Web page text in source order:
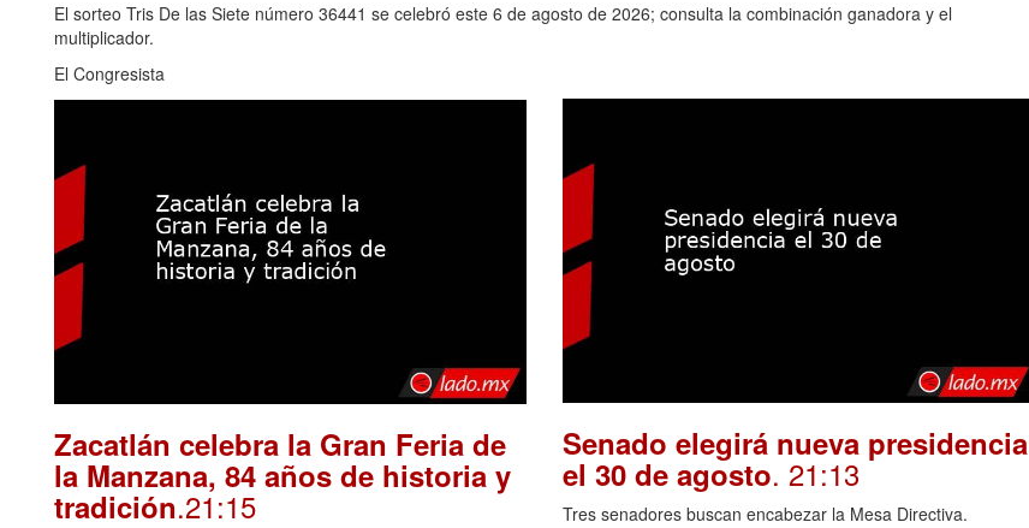
El sorteo Tris De las Siete número 36441 se celebró este 6 de agosto de 2026; consulta la combinación ganadora y el
multiplicador.
El Congresista
Zacatlán celebra la Gran Feria de
la Manzana, 84 años de historia y
tradición.21:15
Senado elegirá nueva presidencia
el 30 de agosto. 21:13
Tres senadores buscan encabezar la Mesa Directiva.